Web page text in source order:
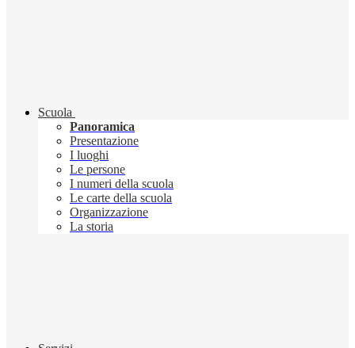
Scuola
Panoramica
Presentazione
I luoghi
Le persone
I numeri della scuola
Le carte della scuola
Organizzazione
La storia